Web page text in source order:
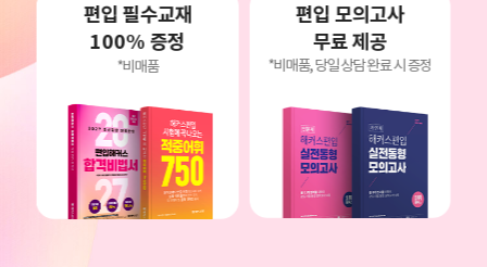
편입 필수교재
100% 증정
*비매품
편입 모의고사
무료 제공
*비매품, 당일 상담 완료 시 증정